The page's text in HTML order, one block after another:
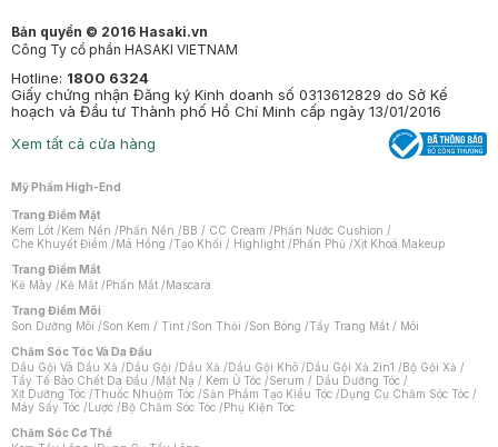
Bản quyền © 2016 Hasaki.vn
Công Ty cổ phần HASAKI VIETNAM
Hotline: 1800 6324
Giấy chứng nhận Đăng ký Kinh doanh số 0313612829 do Sở Kế
hoạch và Đầu tư Thành phố Hồ Chí Minh cấp ngày 13/01/2016
Xem tất cả cửa hàng
Mỹ Phẩm High-End
Trang Điểm Mặt
Kem Lót /Kem Nền /Phấn Nền /BB / CC Cream /Phấn Nước Cushion /
Che Khuyết Điểm /Má Hồng /Tạo Khối / Highlight /Phấn Phủ /Xịt Khoá Makeup
Trang Điểm Mắt
Kẻ Mày /Kẻ Mắt /Phấn Mắt /Mascara
Trang Điểm Môi
Son Dưỡng Môi /Son Kem / Tint /Son Thỏi /Son Bóng /Tẩy Trang Mắt / Môi
Chăm Sóc Tóc Và Da Đầu
Dầu Gội Và Dầu Xả /Dầu Gội /Dầu Xả /Dầu Gội Khô /Dầu Gội Xả 2in1 /Bộ Gội Xả /
Tẩy Tế Bào Chết Da Đầu /Mặt Nạ / Kem Ủ Tóc /Serum / Dầu Dưỡng Tóc /
Xịt Dưỡng Tóc /Thuốc Nhuộm Tóc /Sản Phẩm Tạo Kiểu Tóc /Dụng Cụ Chăm Sóc Tóc /
Máy Sấy Tóc /Lược /Bộ Chăm Sóc Tóc /Phụ Kiện Tóc
Chăm Sóc Cơ Thể